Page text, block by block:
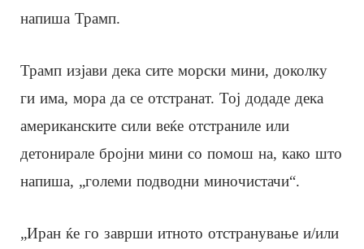
напиша Трамп.
Трамп изјави дека сите морски мини, доколку
ги има, мора да се отстранат. Тој додаде дека
американските сили веќе отстраниле или
детонирале бројни мини со помош на, како што
напиша, „големи подводни миночистачи“.
„Иран ќе го заврши итното отстранување и/или